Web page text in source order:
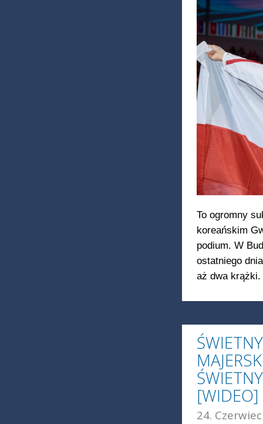
To ogromny
koreańskim
podium. W
ostatniego
aż dwa krążki.
[WIDEO]
24.